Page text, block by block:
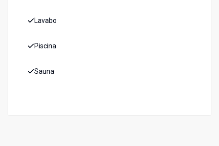
Lavabo
Piscina
Sauna